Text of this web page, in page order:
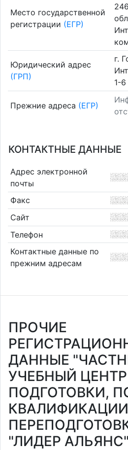
Место государственной
регистрации (ЕГР)
Юридический адрес
(ГРП)
г.
1-6
Прежние адреса (ЕГР)
КОНТАКТНЫЕ ДАННЫЕ
Адрес электронной
почты
Факс
Сайт
Телефон
Контактные данные по
прежним адресам
ПРОЧИЕ
ДАННЫЕ
УЧЕБНЫЙ ЦЕНТР
ПОДГОТОВКИ,
"ЛИДЕР АЛЬЯНС"